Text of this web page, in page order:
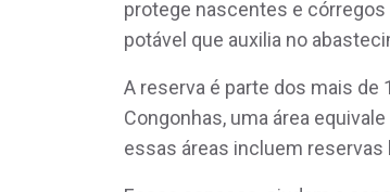
protege nascentes e córregos
potável que auxilia no
A reserva é parte dos mais
Congonhas, uma área
essas áreas incluem